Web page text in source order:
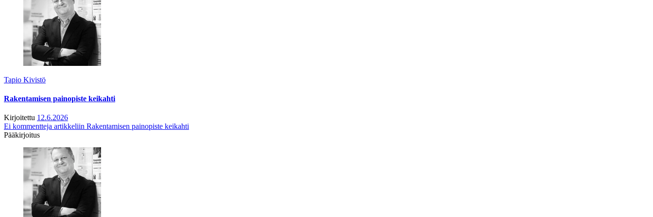
Tapio Kivistö
Rakentamisen painopiste keikahti
Kirjoitettu 12.6.2026
Ei kommentteja artikkeliin Rakentamisen painopiste keikahti
Pääkirjoitus